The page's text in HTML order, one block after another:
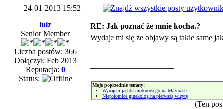
24-01-2013 15:52
luiz
Senior Member
Liczba postów: 366
Dołączył: Feb 2013
Reputacja: 0
Status:
RE: Jak poznać że mnie kocha.?
Wydaje mi się że objawy są takie same
Moje poprzednie tematy:
Wynajem jachtu motorowego na Mazurach
Niepołomice ginekolog na pierwszą wizytę
(Ten